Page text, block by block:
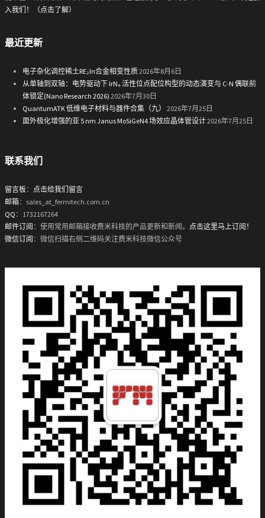
入我们！（点击了解）
最近更新
电子杂化调控稀土RE₂In合金相变性质2026年8月6日
从单轴到双轴：电势驱动下 IrN₄ 活性位点配位构型的动态演变与 C-N 偶联前
体锁定(Nano Research 2026) 2026年7月30日
QuantumATK 低维电子材料与器件合集（九）
2026年7月25日
面外极化增强的亚 5 nm Janus MoSiGeN4 场效应晶体管设计2026年7月25日
联系我们
留言板 ： 点击给我们留言
邮箱：sales_at_fermitech.com.cn
QQ ：1732167264
邮件订阅 ：使用常用邮箱接收费米科技的产品更新和新闻。 点击这里马上订阅！
微信订阅 ：微信扫描右侧二维码关注费米科技微信公众号